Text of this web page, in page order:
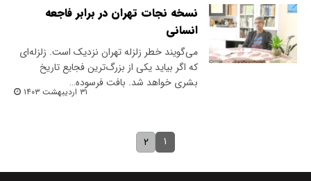
نسخه نجات تهران در برابر فاجعه
انسانی
می‌گویند خطر زلزله تهران نزدیک است. زلزله‌ای
که اگر بیاید یکی از بزرگ‌ترین فجایع تاریخ
بشری خواهد شد. بافت فرسوده…
۳۱ اردیبهشت ۱۴۰۳
۱ ۲